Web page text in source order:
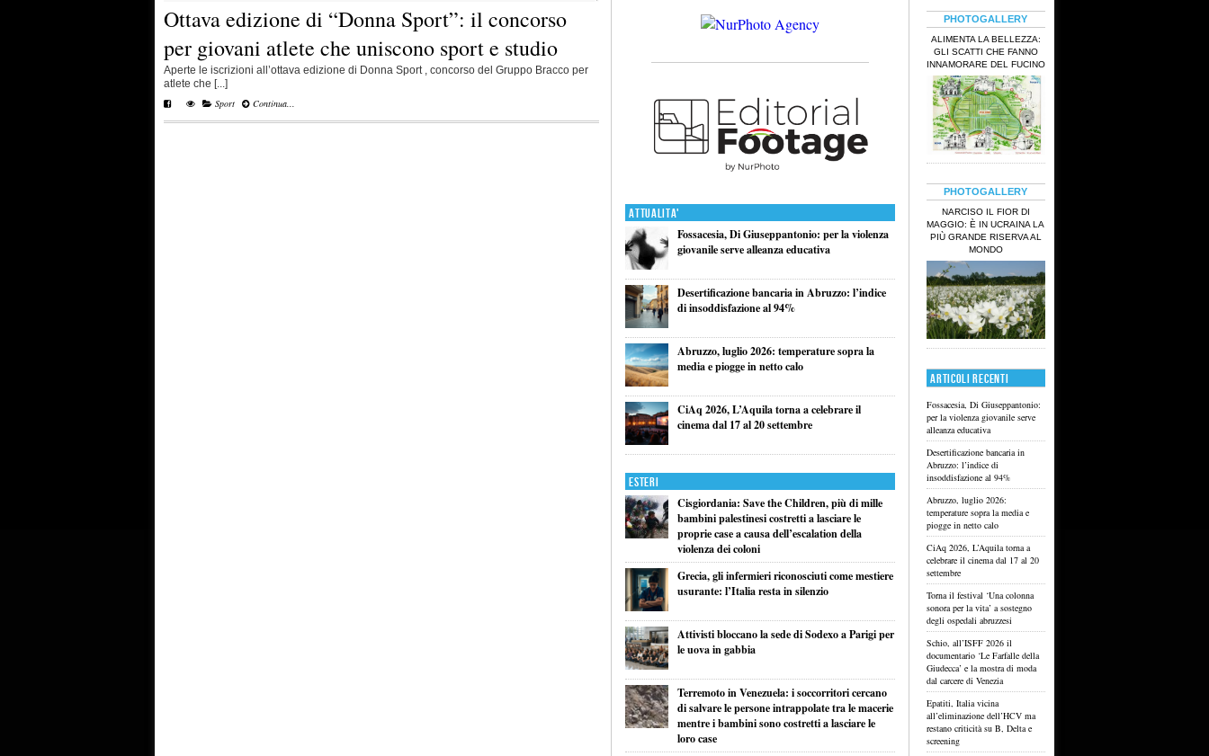
Ottava edizione di “Donna Sport”: il concorso
per giovani atlete che uniscono sport e studio
Aperte le iscrizioni all’ottava edizione di Donna Sport , concorso del Gruppo Bracco per
atlete che [...]
Sport
Continua...
Attualita'
Fossacesia, Di Giuseppantonio: per la violenza
giovanile serve alleanza educativa
Desertificazione bancaria in Abruzzo: l’indice
di insoddisfazione al 94%
Abruzzo, luglio 2026: temperature sopra la
media e piogge in netto calo
CiAq 2026, L’Aquila torna a celebrare il
cinema dal 17 al 20 settembre
Esteri
Cisgiordania: Save the Children, più di mille
bambini palestinesi costretti a lasciare le
proprie case a causa dell’escalation della
violenza dei coloni
Grecia, gli infermieri riconosciuti come mestiere
usurante: l’Italia resta in silenzio
Attivisti bloccano la sede di Sodexo a Parigi per
le uova in gabbia
Terremoto in Venezuela: i soccorritori cercano
di salvare le persone intrappolate tra le macerie
mentre i bambini sono costretti a lasciare le
loro case
PHOTOGALLERY
ALIMENTA LA BELLEZZA:
GLI SCATTI CHE FANNO
INNAMORARE DEL FUCINO
PHOTOGALLERY
NARCISO IL FIOR DI
MAGGIO: È IN UCRAINA LA
PIÙ GRANDE RISERVA AL
MONDO
ARTICOLI RECENTI
Fossacesia, Di Giuseppantonio:
per la violenza giovanile serve
alleanza educativa
Desertificazione bancaria in
Abruzzo: l’indice di
insoddisfazione al 94%
Abruzzo, luglio 2026:
temperature sopra la media e
piogge in netto calo
CiAq 2026, L’Aquila torna a
celebrare il cinema dal 17 al 20
settembre
Torna il festival ‘Una colonna
sonora per la vita’ a sostegno
degli ospedali abruzzesi
Schio, all’ISFF 2026 il
documentario ‘Le Farfalle della
Giudecca’ e la mostra di moda
dal carcere di Venezia
Epatiti, Italia vicina
all’eliminazione dell’HCV ma
restano criticità su B, Delta e
screening